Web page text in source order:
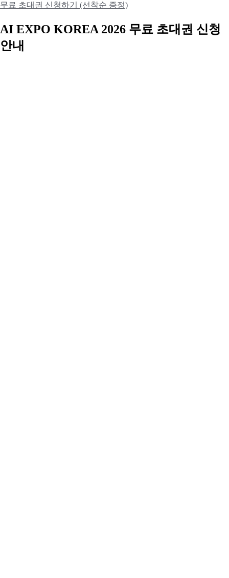
무료 초대권 신청하기 (선착순 증정)
AI EXPO KOREA 2026 무료 초대권 신청
안내